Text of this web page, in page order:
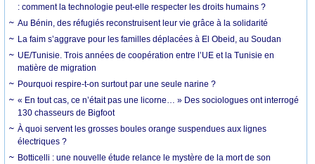
: comment la technologie peut-elle respecter les droits humains ?
Au Bénin, des réfugiés reconstruisent leur vie grâce à la solidarité
La faim s’aggrave pour les familles déplacées à El Obeid, au Soudan
UE/Tunisie. Trois années de coopération entre l’UE et la Tunisie en
matière de migration
Pourquoi respire-t-on surtout par une seule narine ?
« En tout cas, ce n’était pas une licorne… » Des sociologues ont interrogé
130 chasseurs de Bigfoot
À quoi servent les grosses boules orange suspendues aux lignes
électriques ?
Botticelli : une nouvelle étude relance le mystère de la mort de son